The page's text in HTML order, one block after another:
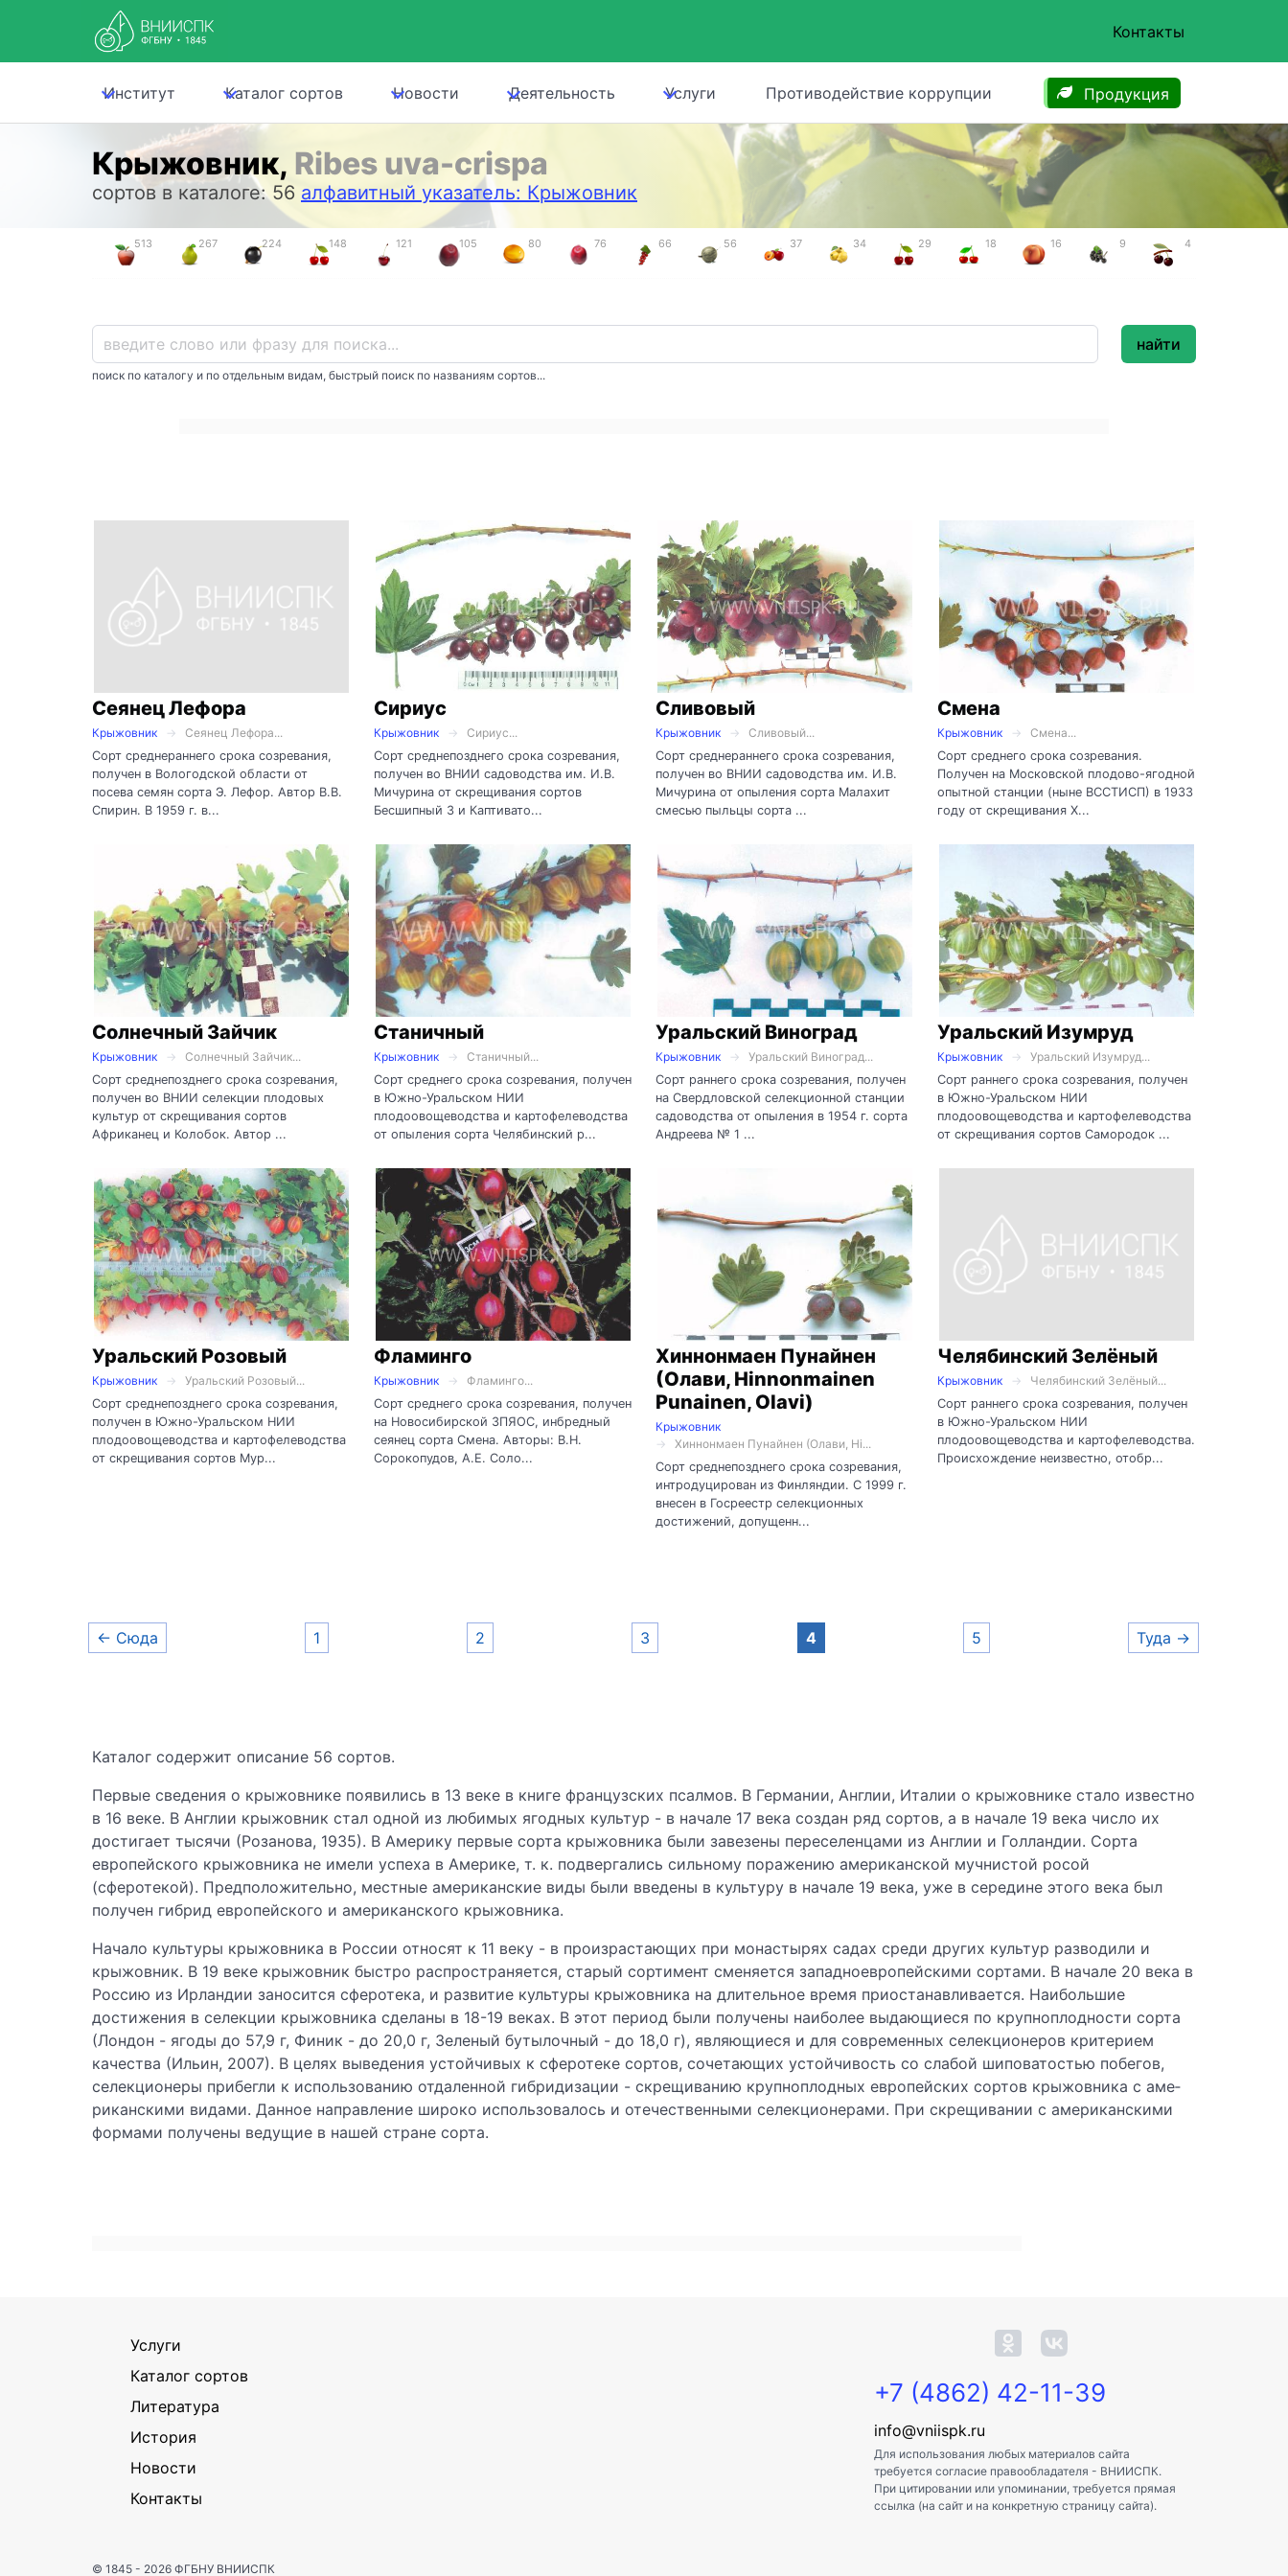
Контакты
Институт Каталог сортов Новости Деятельность Услуги Противодействие коррупции Продукция
Крыжовник, Ribes uva-crispa
сортов в каталоге: 56 алфавитный указатель: Крыжовник
513 267 224 148 121 105 80 76 66 56 37 34 29 18 16 9 4
поиск по каталогу и по отдельным видам, быстрый поиск по названиям сортов...
найти
Сеянец Лефора
Крыжовник
Сеянец Лефора...
Сорт среднераннего срока созревания,
получен в Вологодской области от
посева семян сорта Э. Лефор. Автор В.В.
Спирин. В 1959 г. в...
Сириус
Крыжовник
Сириус...
Сорт среднепозднего срока созревания,
получен во ВНИИ садоводства им. И.В.
Мичурина от скрещивания сортов
Бесшипный 3 и Каптивато...
Сливовый
Крыжовник
Сливовый...
Сорт среднераннего срока созревания,
получен во ВНИИ садоводства им. И.В.
Мичурина от опыления сорта Малахит
смесью пыльцы сорта ...
Смена
Крыжовник
Смена...
Сорт среднего срока созревания.
Получен на Московской плодово-ягодной
опытной станции (ныне ВССТИСП) в 1933
году от скрещивания Х...
Солнечный Зайчик
Крыжовник
Солнечный Зайчик...
Сорт среднепозднего срока созревания,
получен во ВНИИ селекции плодовых
культур от скрещивания сортов
Африканец и Колобок. Автор ...
Станичный
Крыжовник
Станичный...
Сорт среднего срока созревания, получен
в Южно-Уральском НИИ
плодоовощеводства и картофелеводства
от опыления сорта Челябинский р...
Уральский Виноград
Крыжовник
Уральский Виноград...
Сорт раннего срока созревания, получен
на Свердловской селекционной станции
садоводства от опыления в 1954 г. сорта
Андреева № 1 ...
Уральский Изумруд
Крыжовник
Уральский Изумруд...
Сорт раннего срока созревания, получен
в Южно-Уральском НИИ
плодоовощеводства и картофелеводства
от скрещивания сортов Самородок ...
Уральский Розовый
Крыжовник
Уральский Розовый...
Сорт среднепозднего срока созревания,
получен в Южно-Уральском НИИ
плодоовощеводства и картофелеводства
от скрещивания сортов Мур...
Фламинго
Крыжовник
Фламинго...
Сорт среднего срока созревания, получен
на Новосибирской ЗПЯОС, инбредный
сеянец сорта Смена. Авторы: В.Н.
Сорокопудов, А.Е. Соло...
Хиннонмаен Пунайнен
(Олави, Hinnonmainen
Punainen, Olavi)
Крыжовник
Хиннонмаен Пунайнен (Олави, Hi...
Сорт среднепозднего срока созревания,
интродуцирован из Финляндии. С 1999 г.
внесен в Госреестр селекционных
достижений, допущенн...
Челябинский Зелёный
Крыжовник
Челябинский Зелёный...
Сорт раннего срока созревания, получен
в Южно-Уральском НИИ
плодоовощеводства и картофелеводства.
Происхождение неизвестно, отобр...
← Сюда 1 2 3 4 5 Туда →
Каталог содержит описание 56 сортов.
Первые сведения о крыжовнике появились в 13 веке в книге французских псалмов. В Германии, Англии, Италии о крыжовнике стало известно
в 16 веке. В Англии крыжовник стал одной из любимых ягодных культур - в начале 17 века создан ряд сортов, а в начале 19 века число их
достигает тысячи (Розанова, 1935). В Америку первые сорта крыжовника были завезены переселенцами из Англии и Голландии. Сорта
европейского крыжовника не имели успеха в Америке, т. к. подвергались сильному поражению американской мучнистой росой
(сферотекой). Предположительно, местные американские виды были введены в культуру в начале 19 века, уже в середине этого века был
получен гибрид европейского и американского крыжовника.
Начало культуры крыжовника в России относят к 11 веку - в произрастающих при монастырях садах среди других культур разводили и
крыжовник. В 19 веке крыжовник быстро распространяется, старый сортимент сменяется западноевропейскими сортами. В начале 20 века в
Россию из Ирландии заносится сферотека, и развитие культуры крыжов­ника на длительное время приостанавливается. Наибольшие
достижения в селекции крыжовника сделаны в 18-19 веках. В этот период были получены наиболее выдающиеся по крупноплодности сорта
(Лондон - ягоды до 57,9 г, Финик - до 20,0 г, Зеленый бутылочный - до 18,0 г), являющиеся и для современных селекционеров критерием
качества (Ильин, 2007). В целях выведения устойчивых к сферотеке сортов, сочетающих устойчивость со слабой шиповатостью побегов,
селекционеры прибегли к использованию отдаленной гибридизации - скрещиванию крупноплодных европейских сортов крыжовника с аме­
риканскими видами. Данное направление широко использовалось и отечественными селекционерами. При скрещивании с американскими
формами получены ведущие в нашей стране сорта.
Услуги
Каталог сортов
Литература
История
Новости
Контакты
+7 (4862) 42-11-39
info@vniispk.ru
Для использования любых материалов сайта
требуется согласие правообладателя - ВНИИСПК.
При цитировании или упоминании, требуется прямая
ссылка (на сайт и на конкретную страницу сайта).
© 1845 - 2026 ФГБНУ ВНИИСПК